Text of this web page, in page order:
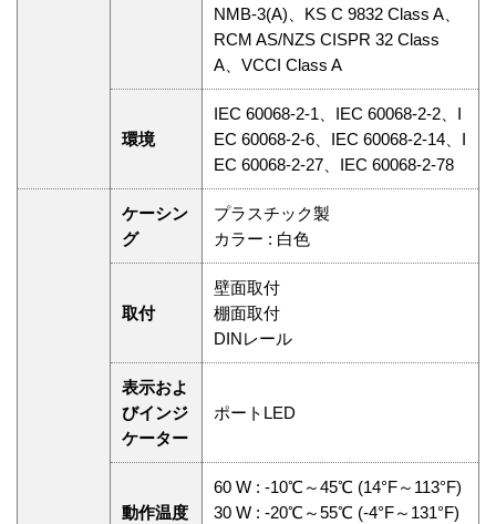
NMB-3(A)、KS C 9832 Class A、
RCM AS/NZS CISPR 32 Class
A、VCCI Class A
環境
IEC 60068-2-1、IEC 60068-2-2、I
EC 60068-2-6、IEC 60068-2-14、I
EC 60068-2-27、IEC 60068-2-78
ケーシン
グ
プラスチック製
カラー : 白色
取付
壁面取付
棚面取付
DINレール
表示およ
びインジ
ケーター
ポートLED
動作温度
60 W : -10℃～45℃ (14°F～113°F)
30 W : -20℃～55℃ (-4°F～131°F)